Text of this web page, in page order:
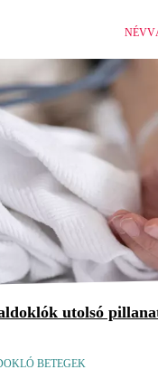
utolsó
BETEGEK